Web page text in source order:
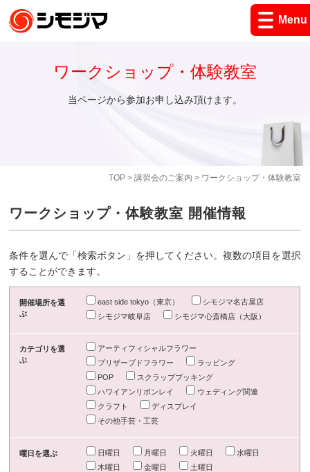
Menu
TOP> 講習会のご案内 > ワークショップ・体験教室
ワークショップ・体験教室
当ページから参加お申し込み頂けます。
ワークショップ・体験教室 開催情報
条件を選んで「検索ボタン」を押してください。複数の項目を選択
することができます。
開催場所を選
ぶ
east side tokyo（東京）
シモジマ名古屋店
シモジマ岐阜店
シモジマ心斎橋店（大阪）
カテゴリを選
ぶ
アーティフィシャルフラワー
プリザーブドフラワー
ラッピング
POP
スクラップブッキング
ハワイアンリボンレイ
ウェディング関連
クラフト
ディスプレイ
その他手芸・工芸
曜日を選ぶ 日曜日 月曜日 火曜日
水曜日
木曜日
金曜日 土曜日